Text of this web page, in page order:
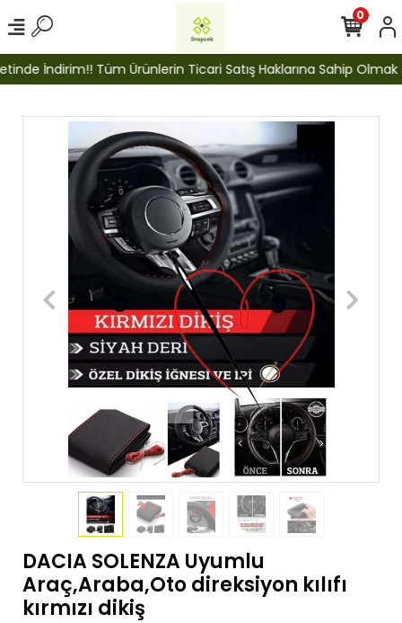
İndirim!! Tüm Ürünlerin Ticari Satış Haklarına Sahip Olmak
0
DACIA SOLENZA Uyumlu
Araç,Araba,Oto direksiyon kılıfı
kırmızı dikiş